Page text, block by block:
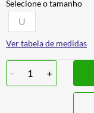
U
Ver tabela de medidas
- 1 +